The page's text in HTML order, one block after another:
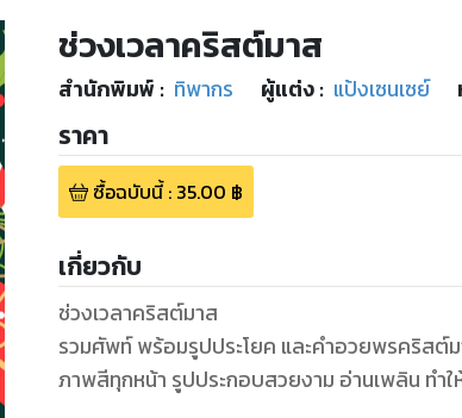
ช่วงเวลาคริสต์มาส
สำนักพิมพ์ : ทิพากร ผู้แต่ง : แป้งเซนเซย์
ราคา
ซื้อฉบับนี้: 35.00 ฿
เกี่ยวกับ
ช่วงเวลาคริสต์มาส
รวมศัพท์ พร้อมรูปประโยค และคำอวยพรคริสต์
ภาพสีทุกหน้า รูปประกอบสวยงาม อ่านเพลิน ทำใ